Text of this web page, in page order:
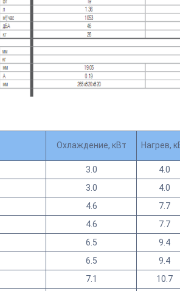
Охлаждение, кВт Нагрев,
3.0 4.0
3.0 4.0
4.6 7.7
4.6 7.7
6.5 9.4
6.5 9.4
7.1 10.7